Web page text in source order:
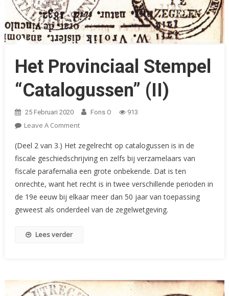
Het Provinciaal Stempel
“Catalogussen” (II)
25 Februari 2020 Fons O 913
Leave A CommentOn
Provinciaal
Stempel
“Catalogussen”
(II)
(Deel 2 van 3.) Het zegelrecht op catalogussen is in de
fiscale geschiedschrijving en zelfs bij verzamelaars van
fiscale parafernalia een grote onbekende. Dat is ten
onrechte, want het recht is in twee verschillende perioden in
de 19e eeuw bij elkaar meer dan 50 jaar van toepassing
geweest als onderdeel van de zegelwetgeving.
Lees verder